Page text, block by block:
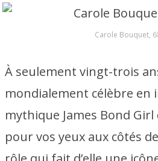
Carole Bouquet,
À seulement vingt-trois
mondialement célèbre en
mythique James Bond Girl
pour vos yeux aux côtés